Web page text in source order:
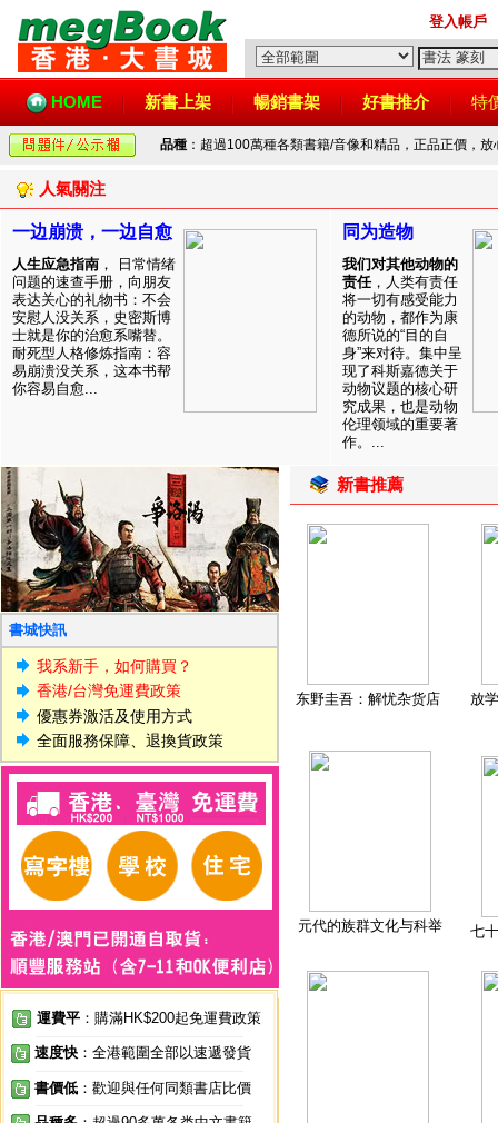
登入帳戶
HOME 新書上架 暢銷書架 好書推介 特
品種 ：超過100萬種各類書籍/音像和精品，正品正價，
人氣關注
一边崩溃，一边自愈
人生应急指南 ， 日常情绪
问题的速查手册，向朋友
表达关心的礼物书：不会
安慰人没关系，史密斯博
士就是你的治愈系嘴替。
耐死型人格修炼指南：容
易崩溃没关系，这本书帮
你容易自愈...
同为造物
我们对其他动物的
责任，人类有责任
将一切有感受能力
的动物，都作为康
德所说的“目的自
身”来对待。集中呈
现了科斯嘉德关于
动物议题的核心研
究成果，也是动物
伦理领域的重要著
作。...
書城快訊
我系新手，如何購買？
香港/台灣免運費政策
優惠券激活及使用方式
全面服務保障、退換貨政策
運費平 ：購滿HK$200起免運費政策
速度快 ：全港範圍全部以速遞發貨
書價低 ：歡迎與任何同類書店比價
新書推薦
东野圭吾：解忧杂货店 放
元代的族群文化与科举 七